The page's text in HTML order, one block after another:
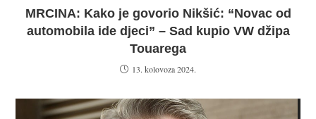
MRCINA: Kako je govorio Nikšić: “Novac od
automobila ide djeci” – Sad kupio VW džipa
Touarega
13. kolovoza 2024.